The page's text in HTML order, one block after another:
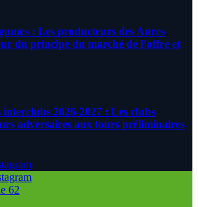
: Les producteurs des Aures
du principe du marché de l’offre et
2026-2027 : Les clubs
adversaires aux tours préliminaires